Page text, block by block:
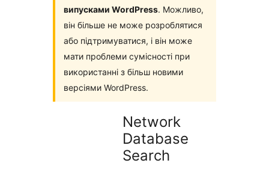
випусками WordPress. Можливо,
він більше не може розроблятися
або підтримуватися, і він може
мати проблеми сумісності при
використанні з більш новими
версіями WordPress.
Network
Database
Search